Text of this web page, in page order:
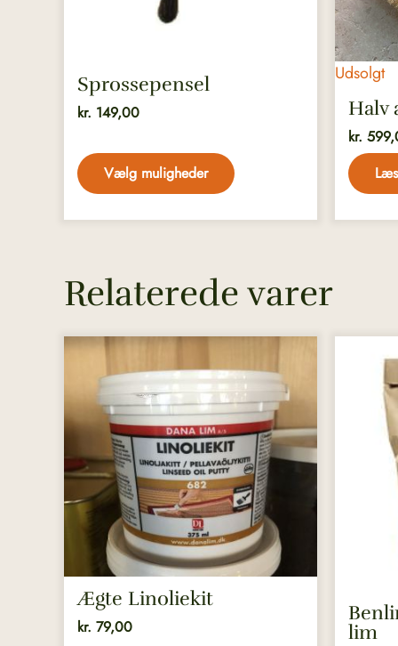
Sprossepensel
kr. 149,00
Vælg muligheder
Udsolgt
Halv
kr.
Relaterede varer
Ægte Linoliekit
kr. 79,00
lim